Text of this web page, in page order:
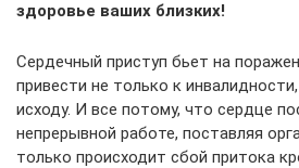
здоровье ваших близких!
Сердечный приступ бьет на
привести не только к
исходу. И все потому, что сердце
непрерывной работе, поставляя
только происходит сбой притока